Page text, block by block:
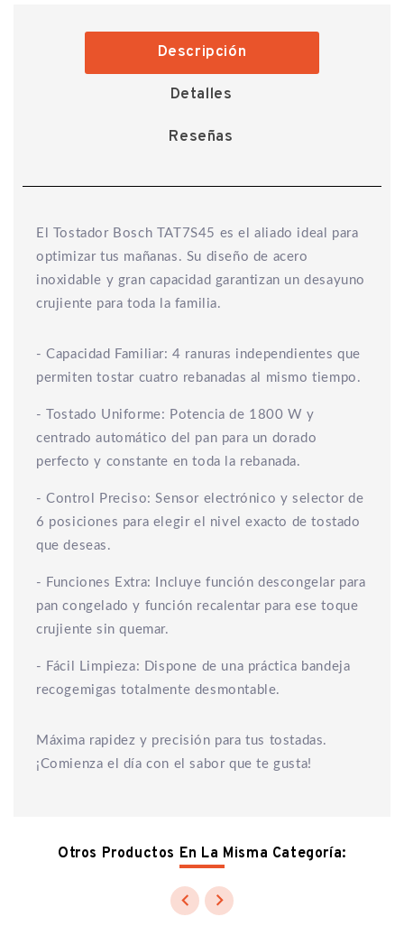
Descripción
Detalles
Reseñas
El Tostador Bosch TAT7S45 es el aliado ideal para
optimizar tus mañanas. Su diseño de acero
inoxidable y gran capacidad garantizan un desayuno
crujiente para toda la familia.
- Capacidad Familiar: 4 ranuras independientes que
permiten tostar cuatro rebanadas al mismo tiempo.
- Tostado Uniforme: Potencia de 1800 W y
centrado automático del pan para un dorado
perfecto y constante en toda la rebanada.
- Control Preciso: Sensor electrónico y selector de
6 posiciones para elegir el nivel exacto de tostado
que deseas.
- Funciones Extra: Incluye función descongelar para
pan congelado y función recalentar para ese toque
crujiente sin quemar.
- Fácil Limpieza: Dispone de una práctica bandeja
recogemigas totalmente desmontable.
Máxima rapidez y precisión para tus tostadas.
¡Comienza el día con el sabor que te gusta!
Otros Productos En La Misma Categoría:
 